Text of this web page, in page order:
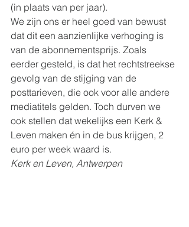
(in plaats van per jaar).
We zijn ons er heel goed van bewust
dat dit een aanzienlijke verhoging is
van de abonnementsprijs. Zoals
eerder gesteld, is dat het rechtstreekse
gevolg van de stijging van de
posttarieven, die ook voor alle andere
mediatitels gelden. Toch durven we
ook stellen dat wekelijks een Kerk &
Leven maken én in de bus krijgen, 2
euro per week waard is.
Kerk en Leven, Antwerpen